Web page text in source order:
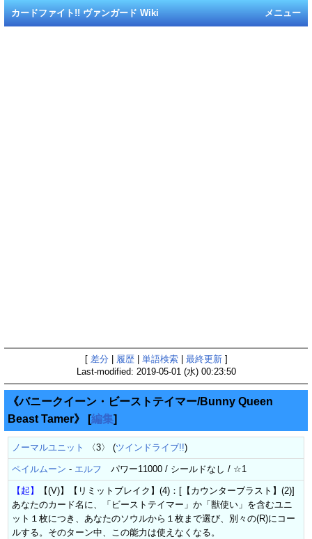
メニュー
カードファイト!! ヴァンガード Wiki
[ 差分 履歴| 単語検索| 最終更新]
Last-modified: 2019-05-01 (水) 00:23:50
《バニークイーン・ビーストテイマー/Bunny Queen
Beast Tamer》
[編集]
ノーマルユニット 〈3〉 (ツインドライブ!!)
ペイルムーン - エルフ パワー11000 / シールドなし / ☆1
【起】
【(V)】【リミットブレイク】(4)：[【カウンターブラスト】(2)]
あなたのカード名に、「ビーストテイマー」か「獣使い」を含むユニ
ット１枚につき、あなたのソウルから１枚まで選び、別々の(R)にコー
ルする。そのターン中、この能力は使えなくなる。